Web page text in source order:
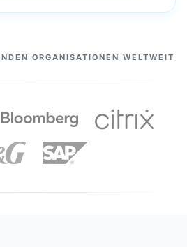
ORGANISATIONEN WELTWEIT